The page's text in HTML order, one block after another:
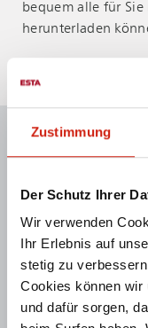
Zustimmung
Der Schutz Ihrer
Wir verwenden
Ihr Erlebnis auf
stetig zu
Cookies können wir
und dafür sorgen,
bequem alle für
herunterladen
YOUR CONTACT
Last name *